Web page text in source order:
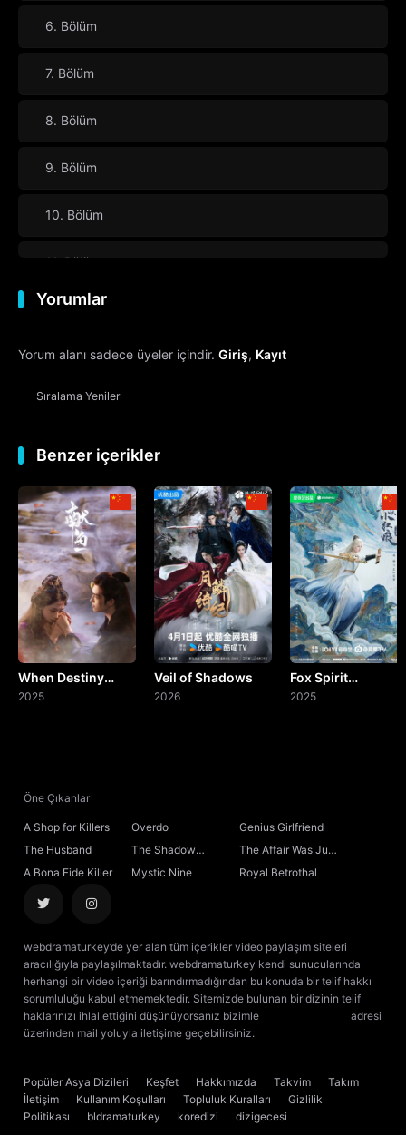
6. Bölüm
7. Bölüm
8. Bölüm
9. Bölüm
10. Bölüm
11. Bölüm
12. Bölüm
13. Bölüm
14. Bölüm
15. Bölüm
16. Bölüm
17. Bölüm
18. Bölüm
19. Bölüm
20. Bölüm
23. Bölüm
24. Bölüm
26. Bölüm
27. Bölüm
29. Bölüm
Yorumlar
Yorum alanı sadece üyeler içindir. Giriş, Kayıt
Sıralama Yeniler
Benzer içerikler
When Destiny
Brings the Demon
2025
Veil of Shadows
2026
Fox Spirit
Matchmaker:
2025
Öne Çıkanlar
A Shop for Killers Overdo
Genius Girlfriend
The Husband
The Shadow
Sovereign
The Affair Was Just
the Beginning
A Bona Fide Killer Mystic Nine Royal Betrothal
webdramaturkey’de yer alan tüm içerikler video paylaşım siteleri
aracılığıyla paylaşılmaktadır. webdramaturkey kendi sunucularında
herhangi bir video içeriği barındırmadığından bu konuda bir telif hakkı
sorumluluğu kabul etmemektedir. Sitemizde bulunan bir dizinin telif
haklarınızı ihlal ettiğini düşünüyorsanız bizimle
adresi
üzerinden mail yoluyla iletişime geçebilirsiniz.
Popüler Asya Dizileri Keşfet Hakkımızda Takvim
Takım
İletişim
Kullanım Koşulları Topluluk Kuralları
Gizlilik
Politikası
bldramaturkey koredizi
dizigecesi